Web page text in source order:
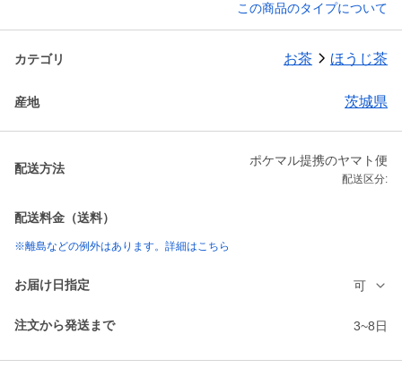
この商品のタイプについて
カテゴリ お茶 ほうじ茶
産地 茨城県
配送方法
ポケマル提携のヤマト便
配送区分:
配送料金（送料）
※離島などの例外はあります。詳細はこちら
お届け日指定 可
注文から発送まで 3~8日